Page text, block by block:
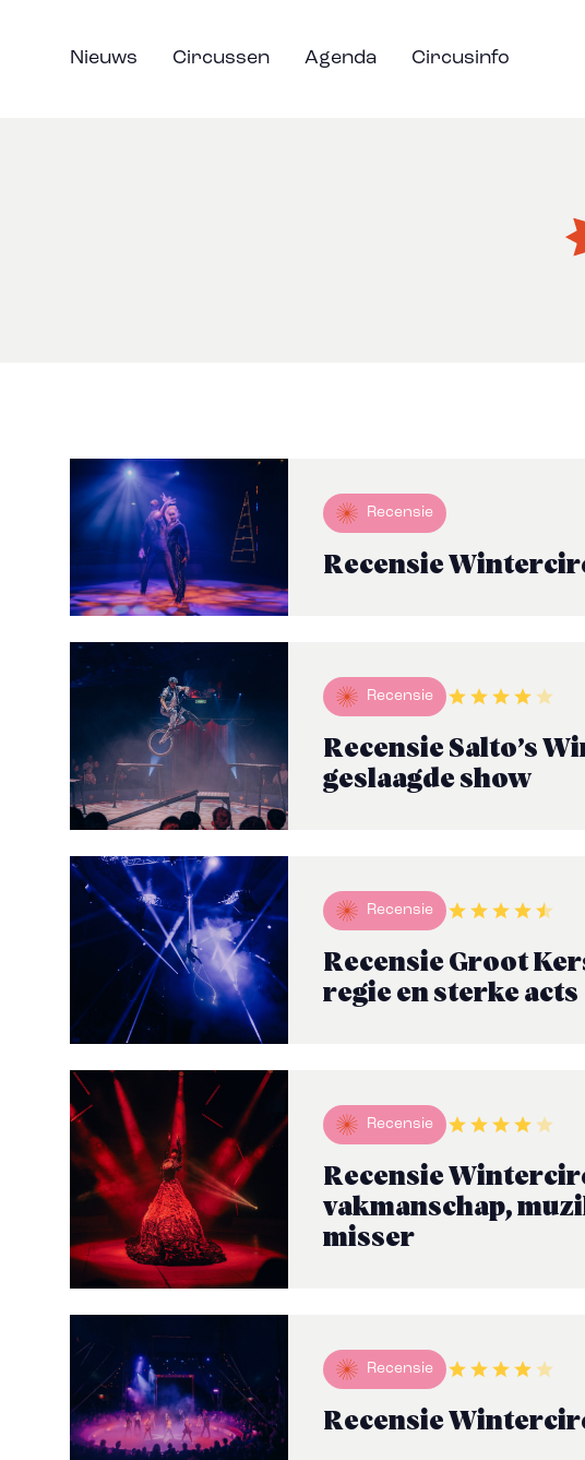
Nieuws Circussen Agenda Circusinfo
Recensie
Recensie
Recensie
Recensie Salto’s
geslaagde show
Recensie
Recensie Groot
regie en sterke acts
Recensie
Recensie
vakmanschap,
misser
Recensie
Recensie